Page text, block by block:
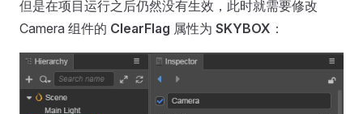
但是在项目运行之后仍然没有生效，此时就需要修改
Camera 组件的 ClearFlag 属性为 SKYBOX ：